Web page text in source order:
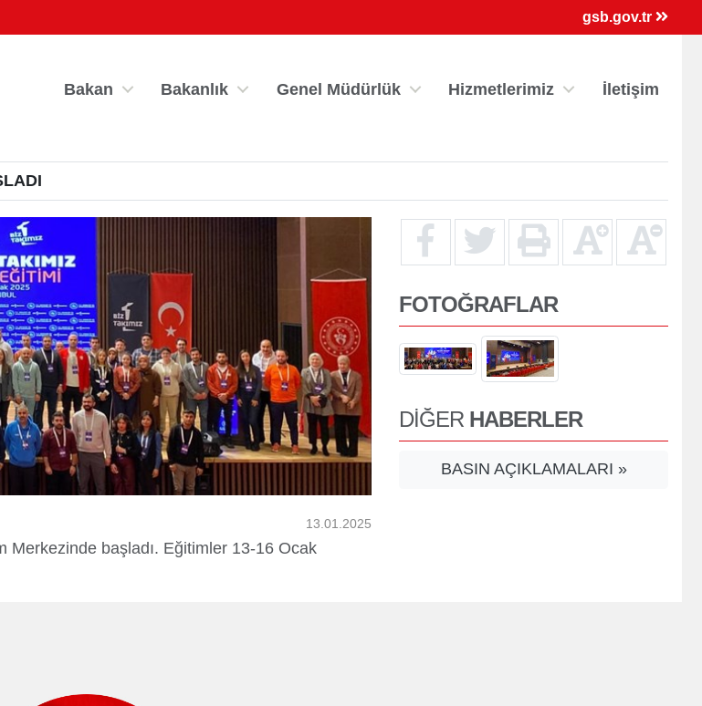
gsb.gov.tr
Bakan Bakanlık Genel Müdürlük Hizmetlerimiz İletişim
13.01.2025
Merkezinde başladı. Eğitimler 13-16 Ocak
FOTOĞRAFLAR
DİĞER HABERLER
BASIN AÇIKLAMALARI »
×
Kredi/Yurt İşlemleri Kredi/Yurt E-Ödeme
Yurtdışı Öğrenciler